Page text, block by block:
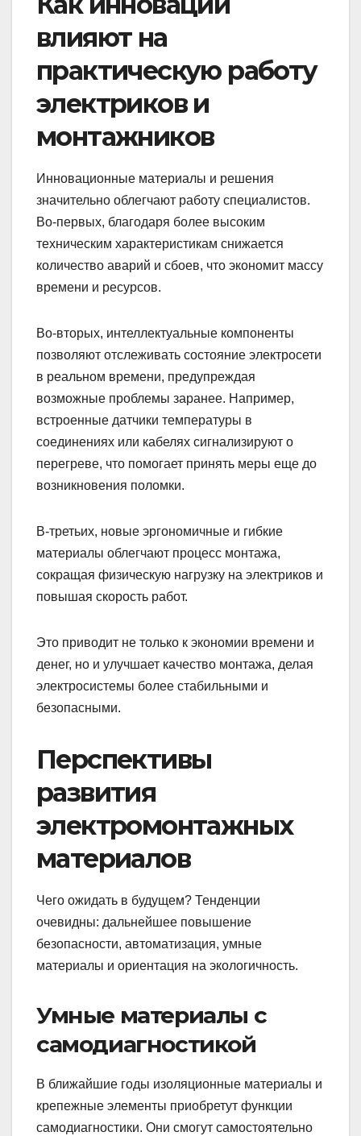
влияют на
практическую работу
электриков и
монтажников
Инновационные материалы и решения
значительно облегчают работу специалистов.
Во-первых, благодаря более высоким
техническим характеристикам снижается
количество аварий и сбоев, что экономит массу
времени и ресурсов.
Во-вторых, интеллектуальные компоненты
позволяют отслеживать состояние электросети
в реальном времени, предупреждая
возможные проблемы заранее. Например,
встроенные датчики температуры в
соединениях или кабелях сигнализируют о
перегреве, что помогает принять меры еще до
возникновения поломки.
В-третьих, новые эргономичные и гибкие
материалы облегчают процесс монтажа,
сокращая физическую нагрузку на электриков и
повышая скорость работ.
Это приводит не только к экономии времени и
денег, но и улучшает качество монтажа, делая
электросистемы более стабильными и
безопасными.
Перспективы
развития
электромонтажных
материалов
Чего ожидать в будущем? Тенденции
очевидны: дальнейшее повышение
безопасности, автоматизация, умные
материалы и ориентация на экологичность.
Умные материалы с
самодиагностикой
В ближайшие годы изоляционные материалы и
крепежные элементы приобретут функции
самодиагностики. Они смогут самостоятельно